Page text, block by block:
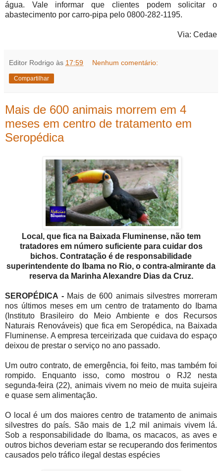
água. Vale informar que clientes podem solicitar o
abastecimento por carro-pipa pelo 0800-282-1195.
Via: Cedae
Editor Rodrigo às 17:59 Nenhum comentário:
Compartilhar
Mais de 600 animais morrem em 4
meses em centro de tratamento em
Seropédica
Local, que fica na Baixada Fluminense, não tem
tratadores em número suficiente para cuidar dos
bichos. Contratação é de responsabilidade
superintendente do Ibama no Rio, o contra-almirante da
reserva da Marinha Alexandre Dias da Cruz.
SEROPÉDICA -Mais de 600 animais silvestres morreram
nos últimos meses em um centro de tratamento do Ibama
(Instituto Brasileiro do Meio Ambiente e dos Recursos
Naturais Renováveis) que fica em Seropédica, na Baixada
Fluminense. A empresa terceirizada que cuidava do espaço
deixou de prestar o serviço no ano passado.
Um outro contrato, de emergência, foi feito, mas também foi
rompido. Enquanto isso, como mostrou o RJ2 nesta
segunda-feira (22), animais vivem no meio de muita sujeira
e quase sem alimentação.
O local é um dos maiores centro de tratamento de animais
silvestres do país. São mais de 1,2 mil animais vivem lá.
Sob a responsabilidade do Ibama, os macacos, as aves e
outros bichos deveriam estar se recuperando dos ferimentos
causados pelo tráfico ilegal destas espécies